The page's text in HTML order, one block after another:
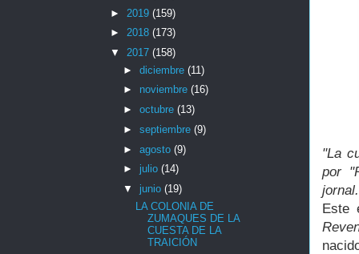
"La
por
Este
► 2019 (159)
► 2018 (173)
▼ 2017 (158)
► diciembre (11)
► noviembre (16)
► octubre (13)
► septiembre (9)
► agosto (9)
► julio (14)
▼ junio (19)
LA COLONIA DE
ZUMAQUES DE LA
CUESTA DE LA
TRAICIÓN